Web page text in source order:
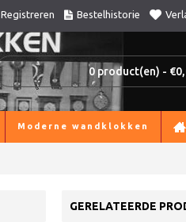
Registreren Bestelhistorie
0 product(en) -
Moderne wandklokken
GERELATEERDE